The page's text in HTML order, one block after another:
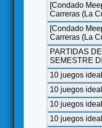
[Condado
Carreras (La
[Condado
Carreras (La
PARTIDAS
SEMESTRE
10 juegos
10 juegos
10 juegos
10 juegos